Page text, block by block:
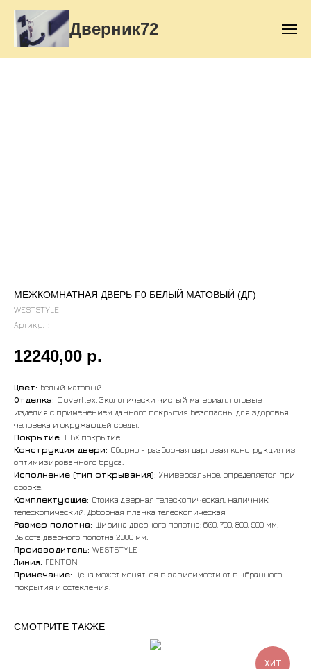
Дверник72
МЕЖКОМНАТНАЯ ДВЕРЬ F0 БЕЛЫЙ МАТОВЫЙ (ДГ)
WESTSTYLE
Артикул:
12240,00 р.
Цвет: Белый матовый
Отделка: Coverflex. Экологически чистый материал, готовые
изделия с применением данного покрытия безопасны для здоровья
человека и окружающей среды.
Покрытие: ПВХ покрытие
Конструкция двери: Сборно - разборная царговая конструкция из
оптимизированного бруса.
Исполнение (тип открывания): Универсальное, определяется при
сборке.
Комплектующие: Стойка дверная телескопическая, наличник
телескопический. Доборная планка телескопическая
Размер полотна: Ширина дверного полотна: 600, 700, 800, 900 мм.
Высота дверного полотна 2000 мм.
Производитель: WESTSTYLE
Линия: FENTON
Примечание: Цена может меняться в зависимости от выбранного
покрытия и остекления.
СМОТРИТЕ ТАКЖЕ
ХИТ